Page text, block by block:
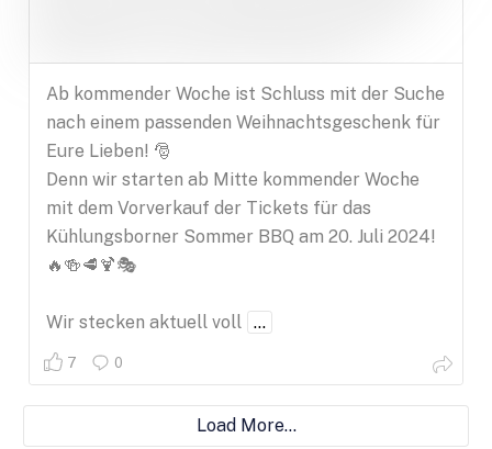
Ab kommender Woche ist Schluss mit der Suche
nach einem passenden Weihnachtsgeschenk für
Eure Lieben! 🎅
Denn wir starten ab Mitte kommender Woche
mit dem Vorverkauf der Tickets für das
Kühlungsborner Sommer BBQ am 20. Juli 2024!
🔥🍻🥩🍹🎭
Wir stecken aktuell voll ...
7 0
Load More...